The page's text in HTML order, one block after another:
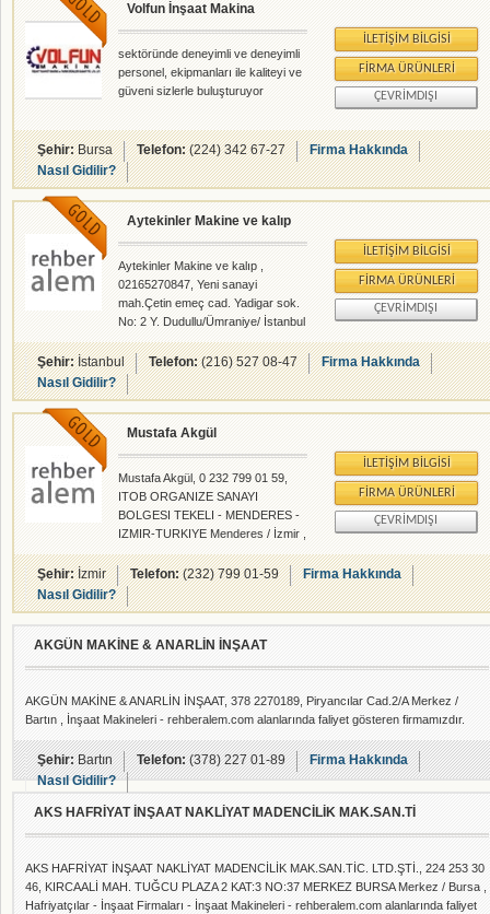
Volfun İnşaat Makina
sektöründe deneyimli ve deneyimli
personel, ekipmanları ile kaliteyi ve
güveni sizlerle buluşturuyor
İLETIŞIM BILGISI
FIRMA ÜRÜNLERI
ÇEVRIMDIŞI
Şehir:Bursa Telefon:(224) 342 67-27
Firma Hakkında
Nasıl Gidilir?
Aytekinler Makine ve kalıp
Aytekinler Makine ve kalıp ,
02165270847, Yeni sanayi
mah.Çetin emeç cad. Yadigar sok.
No: 2 Y. Dudullu/Ümraniye/ İstanbul
Ümraniye / İstanbul , İnşaat
Makineleri - rehberalem.com
alanlarında faliyet gösteren
firmamızdır.
İLETIŞIM BILGISI
FIRMA ÜRÜNLERI
ÇEVRIMDIŞI
Şehir:İstanbul Telefon:(216) 527 08-47
Firma Hakkında
Nasıl Gidilir?
Mustafa Akgül
Mustafa Akgül, 0 232 799 01 59,
ITOB ORGANIZE SANAYI
BOLGESI TEKELI - MENDERES -
IZMIR-TURKIYE Menderes / İzmir ,
İnşaat Makineleri - rehberalem.com
alanlarında faliyet gösteren
firmamızdır.
İLETIŞIM BILGISI
FIRMA ÜRÜNLERI
ÇEVRIMDIŞI
Şehir:İzmir Telefon:(232) 799 01-59
Firma Hakkında
Nasıl Gidilir?
AKGÜN MAKİNE & ANARLİN İNŞAAT
AKGÜN MAKİNE & ANARLİN İNŞAAT, 378 2270189, Piryancılar Cad.2/A Merkez /
Bartın , İnşaat Makineleri - rehberalem.com alanlarında faliyet gösteren firmamızdır.
Şehir:Bartın Telefon:(378) 227 01-89
Firma Hakkında
Nasıl Gidilir?
AKS HAFRİYAT İNŞAAT NAKLİYAT MADENCİLİK MAK.SAN.Tİ
AKS HAFRİYAT İNŞAAT NAKLİYAT MADENCİLİK MAK.SAN.TİC. LTD.ŞTİ., 224 253 30
46, KIRCAALİ MAH. TUĞCU PLAZA 2 KAT:3 NO:37 MERKEZ BURSA Merkez / Bursa ,
Hafriyatçılar - İnşaat Firmaları - İnşaat Makineleri - rehberalem.com alanlarında faliyet